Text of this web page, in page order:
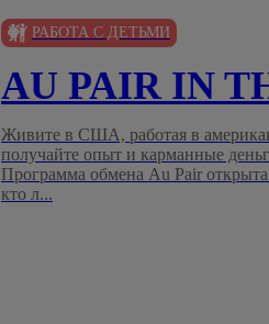
РАБОТА С ДЕТЬМИ
AU PAIR IN
Живите в США, работая в
получайте опыт и карманные
Программа обмена Au Pair открыта
кто л...